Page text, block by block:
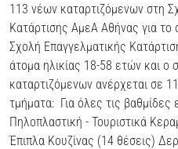
113 νέων καταρτιζόμενων στη
Κατάρτισης ΑμεΑ Αθήνας για
Σχολή Επαγγελματικής
άτομα ηλικίας 18-58 ετών και ο
καταρτιζόμενων ανέρχεται σε
τμήματα: Για όλες τις βαθμίδες
Πηλοπλαστική - Τουριστικά
Έπιπλα Κουζίνας (14 θέσεις)